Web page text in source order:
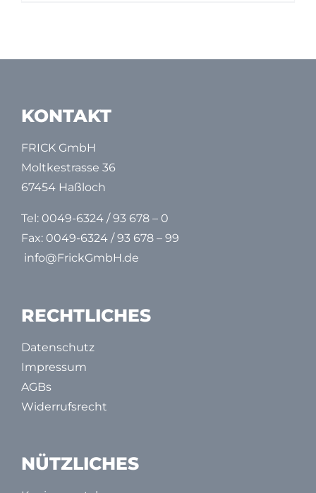
KONTAKT
FRICK GmbH
Moltkestrasse 36
67454 Haßloch
Tel: 0049-6324 / 93 678 – 0
Fax: 0049-6324 / 93 678 – 99
info@FrickGmbH.de
RECHTLICHES
Datenschutz
Impressum
AGBs
Widerrufsrecht
NÜTZLICHES